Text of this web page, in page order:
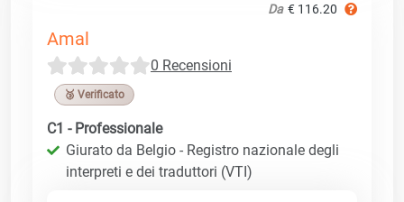
Da € 116.20
Amal
0 Recensioni
🥉 Verificato
C1 - Professionale
Giurato da Belgio - Registro nazionale degli
interpreti e dei traduttori (VTI)